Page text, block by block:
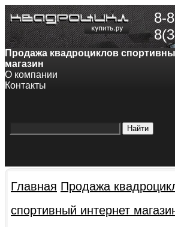
8-
Продажа квадроциклов
магазин
О компании
Контакты
Главная Продажа
спортивный интернет